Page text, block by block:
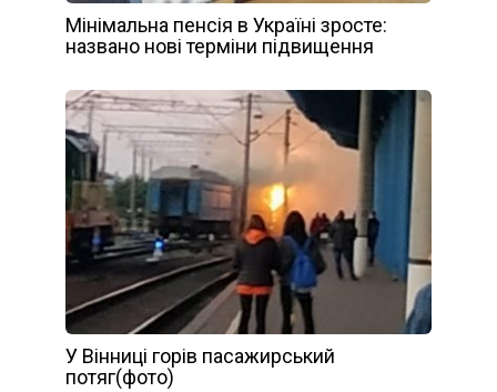
Мінімальна пенсія в Україні зросте:
названо нові терміни підвищення
У Вінниці горів пасажирський
потяг(фото)